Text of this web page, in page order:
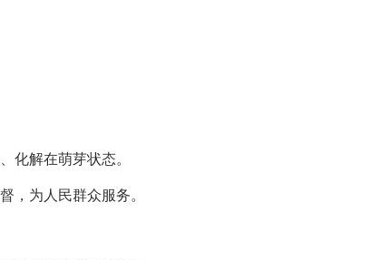
化解在萌芽状态。
，为人民群众服务。